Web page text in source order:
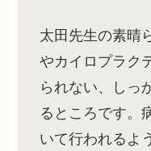
太田先生の素晴
やカイロプラク
られない、しっ
るところです。
いて行われるよ